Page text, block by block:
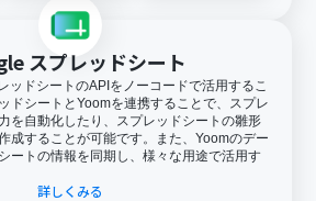
スプレッドシート
ッドシートのAPIをノーコードで活用するこ
ドシートとYoomを連携することで、スプレ
を自動化したり、スプレッドシートの雛形
成することが可能です。また、Yoomのデー
ートの情報を同期し、様々な用途で活用す
詳しくみる